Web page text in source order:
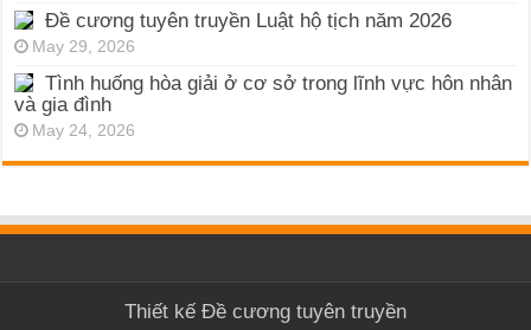
Đề cương tuyên truyền Luật hộ tịch năm 2026
May 29, 2026
Tình huống hòa giải ở cơ sở trong lĩnh vực hôn nhân
và gia đình
May 24, 2026
Thiết kế Đề cương tuyên truyền